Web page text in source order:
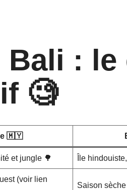
Bali : le
🧐
🇲🇾
et jungle 🌳 Île
(voir lien
Saison